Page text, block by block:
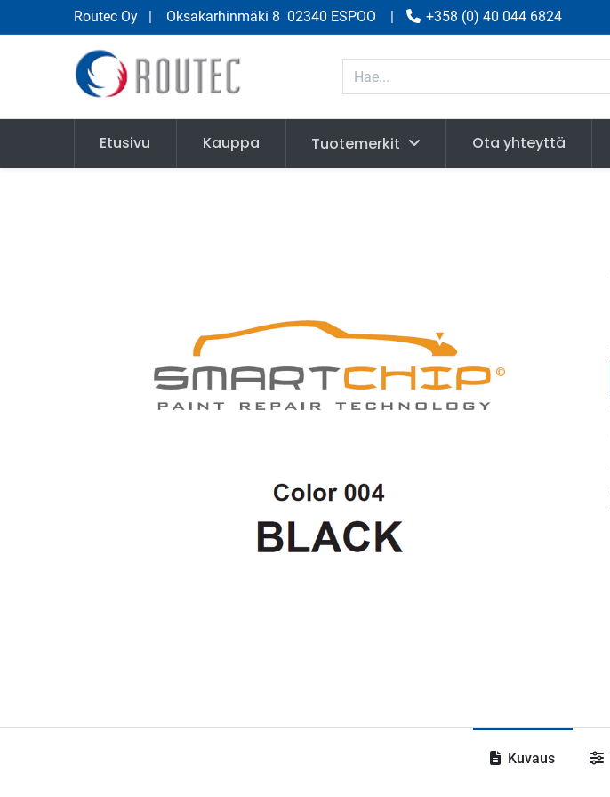
Routec Oy | Oksakarhinmäki 8 02340 ESPOO | +358 (0) 40 044 6824
Etusivu Kauppa Tuotemerkit Ota yhteyttä
Kuvaus